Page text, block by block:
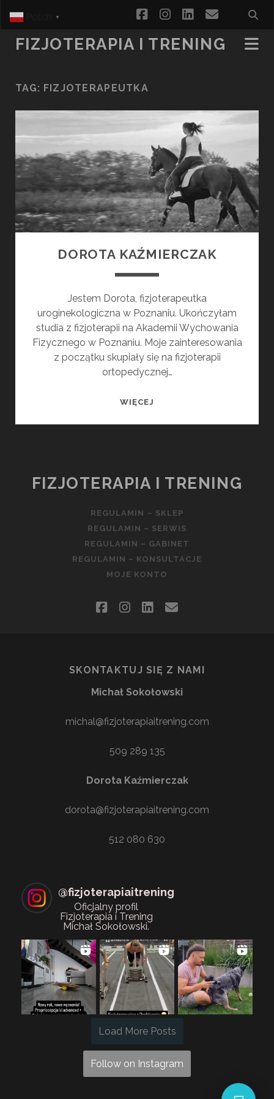
facebookinstagram
linkedinemail
FIZJOTERAPIA I TRENING
TAG: FIZJOTERAPEUTKA
DOROTA KAŹMIERCZAK
Jestem Dorota, fizjoterapeutka
uroginekologiczna w Poznaniu. Ukończyłam
studia z fizjoterapii na Akademii Wychowania
Fizycznego w Poznaniu. Moje zainteresowania
z początku skupiały się na fizjoterapii
ortopedycznej…
WIĘCEJ
FIZJOTERAPIA I TRENING
REGULAMIN – SKLEP
REGULAMIN – SERWIS
REGULAMIN – GABINET
REGULAMIN – KONSULTACJE
MOJE KONTO
facebookinstagram
linkedin
email
SKONTAKTUJ SIĘ Z NAMI
Michał Sokołowski
michal@fizjoterapiaitrening.com
509 289 135
Dorota Kaźmierczak
dorota@fizjoterapiaitrening.com
512 080 630
@fizjoterapiaitrening
Oficjalny profil
Fizjoterapia i Trening
Michał Sokołowski.
Load More Posts
Follow on Instagram
▼